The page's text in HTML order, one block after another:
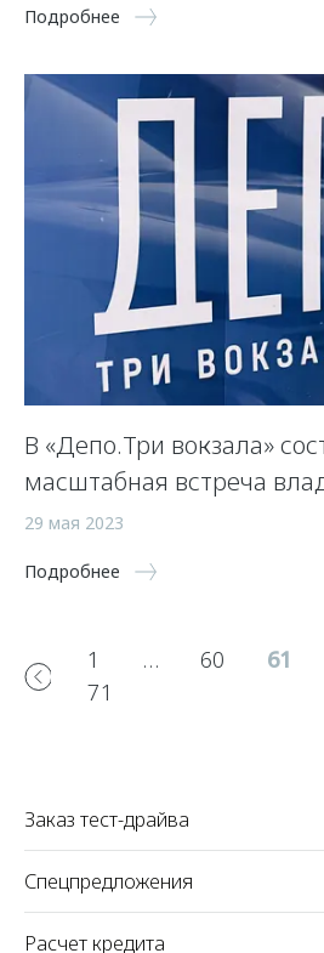
Подробнее
В «Депо.Три вокзала»
масштабная встреча
29 мая 2023
Подробнее
1 … 60 61
71
Заказ тест-драйва
Спецпредложения
Расчет кредита